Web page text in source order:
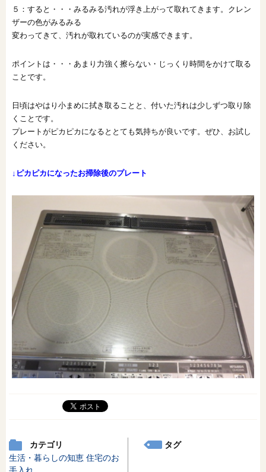
５：すると・・・みるみる汚れが浮き上がって取れてきます。クレン
ザーの色がみるみる
変わってきて、汚れが取れているのが実感できます。
ポイントは・・・あまり力強く擦らない・じっくり時間をかけて取る
ことです。
日頃はやはり小まめに拭き取ることと、付いた汚れは少しずつ取り除
くことです。
プレートがピカピカになるととても気持ちが良いです。ぜひ、お試し
ください。
↓ピカピカになったお掃除後のプレート
カテゴリ
生活・暮らしの知恵 住宅のお
タグ